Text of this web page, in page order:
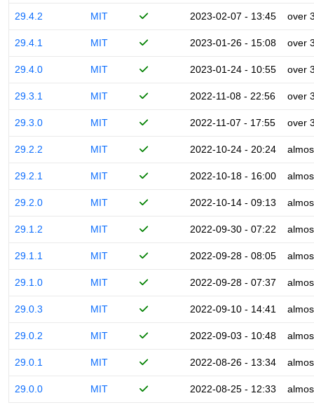
29.4.2 MIT 2023-02-07 - 13:45 over
29.4.1 MIT 2023-01-26 - 15:08 over
29.4.0 MIT 2023-01-24 - 10:55 over
29.3.1 MIT 2022-11-08 - 22:56 over
29.3.0 MIT 2022-11-07 - 17:55 over
29.2.2 MIT 2022-10-24 - 20:24
29.2.1 MIT 2022-10-18 - 16:00
29.2.0 MIT 2022-10-14 - 09:13
29.1.2 MIT 2022-09-30 - 07:22
29.1.1 MIT 2022-09-28 - 08:05
29.1.0 MIT 2022-09-28 - 07:37
29.0.3 MIT 2022-09-10 - 14:41
29.0.2 MIT 2022-09-03 - 10:48
29.0.1 MIT 2022-08-26 - 13:34
29.0.0 MIT 2022-08-25 - 12:33